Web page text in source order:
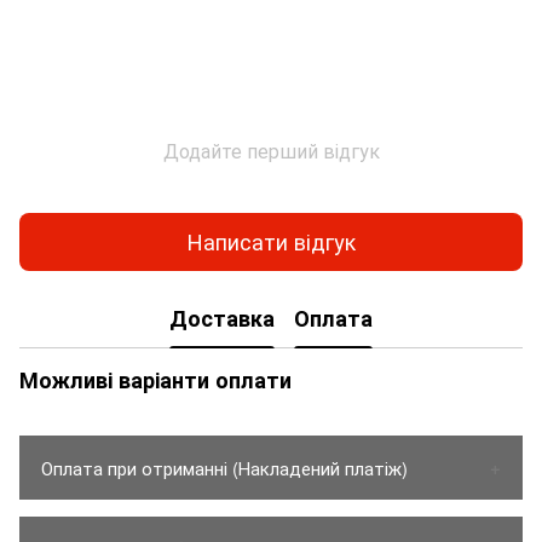
Додайте перший відгук
Написати відгук
Доставка
Оплата
Можливі варіанти оплати
Оплата при отриманні (Накладений платіж)
1. Товар оплачується тільки на карту Приват банку.